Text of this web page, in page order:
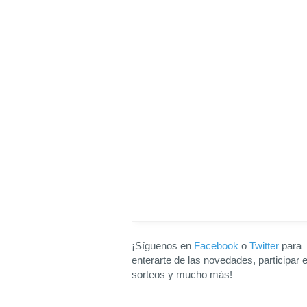
¡Síguenos en Facebook o Twitter para
enterarte de las novedades, participar
sorteos y mucho más!